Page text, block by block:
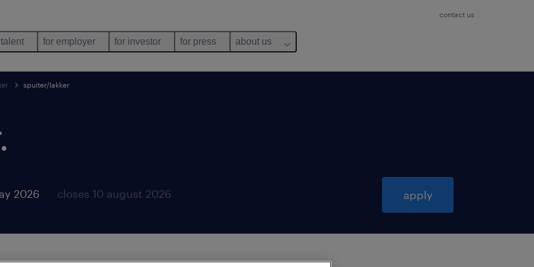
contact us
for employer for investor for press about us
spuiter/lakker
2026 closes 10 august 2026 apply